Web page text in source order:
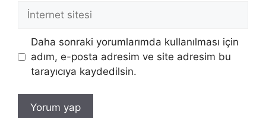
İnternet
sitesi
Daha sonraki yorumlarımda kullanılması için
adım, e-posta adresim ve site adresim bu
tarayıcıya kaydedilsin.